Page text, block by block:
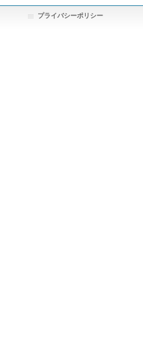
プライバシーポリシー